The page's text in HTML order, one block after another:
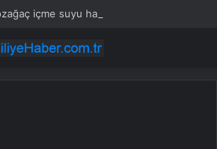
içme suyu hatları yenileniyor